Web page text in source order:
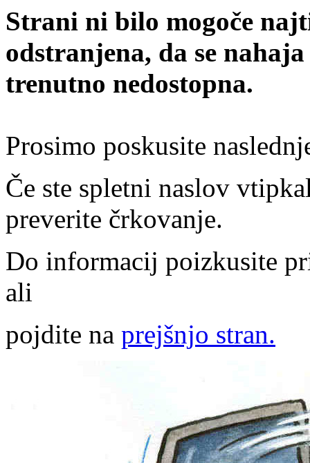
Strani ni bilo mogoče
odstranjena, da se
trenutno nedostopna.
Prosimo poskusite
Če ste spletni naslov
preverite črkovanje.
Do informacij poizkusite
ali
pojdite na prejšnjo stran.